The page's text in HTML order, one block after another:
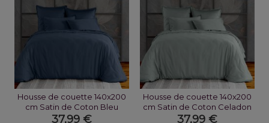
Housse de couette 140x200
cm Satin de Coton Bleu
Marine
37,99 €
Housse de couette 140x200
cm Satin de Coton Celadon
37,99 €